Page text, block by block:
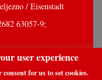
/ Eisenstadt
63057-9;
user experience
for us to set cookies.